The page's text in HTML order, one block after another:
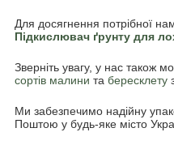
Для досягнення потрібної
Підкислювач ґрунту для
Зверніть увагу, у нас також
сортів малини та бересклету
Ми забезпечимо надійну
Поштою у будь-яке місто